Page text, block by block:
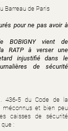
Barreau de Paris
pour ne pas avoir à
BOBIGNY vient de
RATP à verser une
injustifié dans le
de sécurité
436-5 du Code de la
méconnus et bien peu
caisses de sécurité
: